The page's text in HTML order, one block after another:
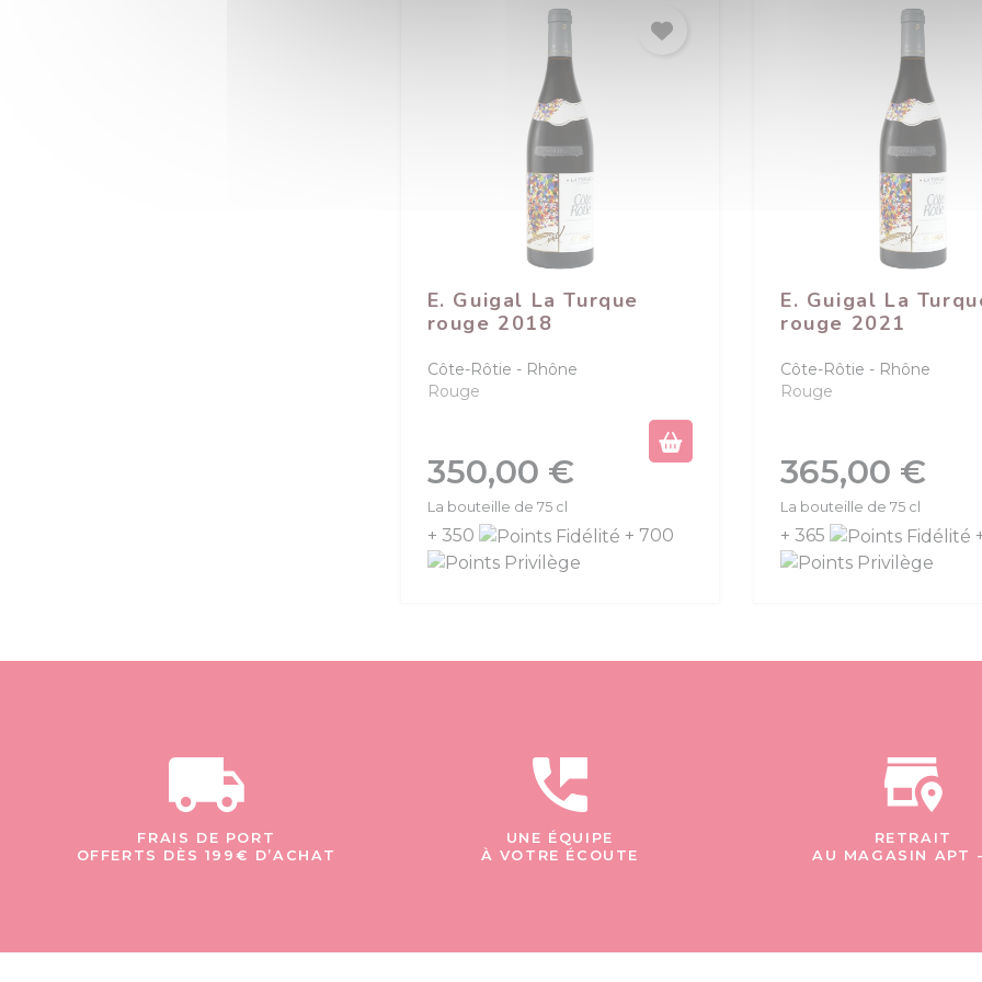
E. Guigal La Turque
rouge 2018
Côte-Rôtie
Rhône
Rouge
Prix
350,00 €
La bouteille de 75 cl
+ 350 + 700
E. Guigal La
rouge 2021
Côte-Rôtie
Rhône
Rouge
Prix
365,00 €
La bouteille de 75 cl
+ 365
FRAIS DE PORT
OFFERTS DÈS 199€ D’ACHAT
UNE ÉQUIPE
À VOTRE ÉCOUTE
RETRAIT
AU MAGASIN APT